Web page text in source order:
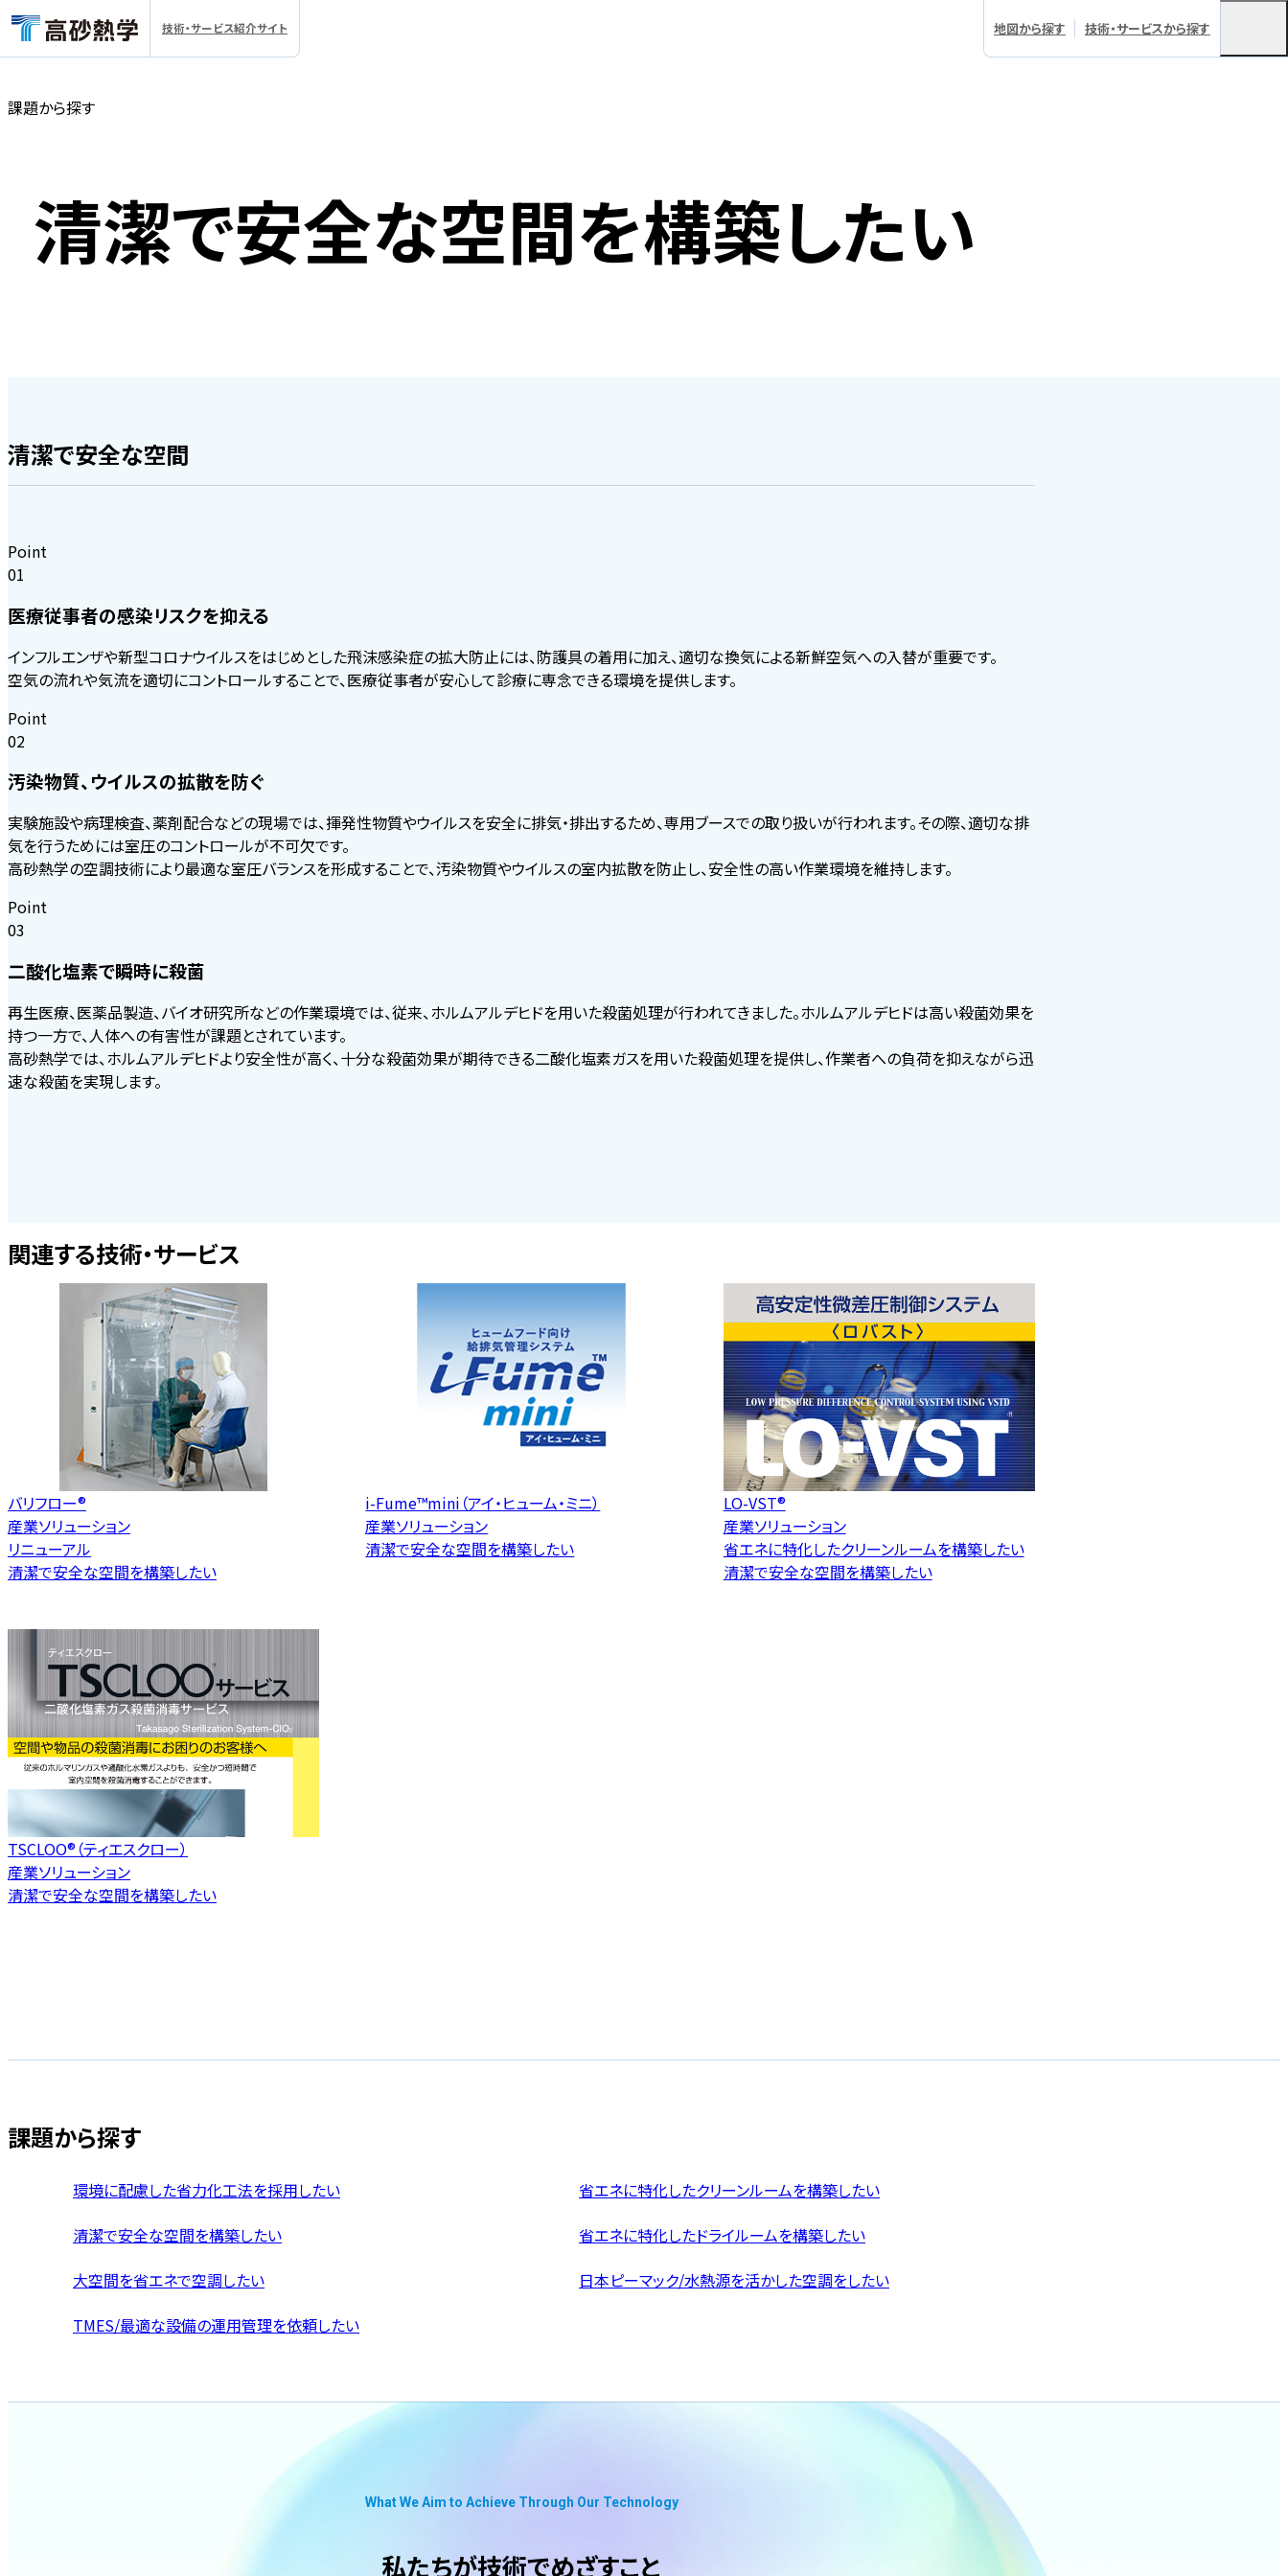
技術・サービス紹介サイト 地図から探す 技術・サービスから探す
技術・サービスから探す
環境に配慮した省力化工法を採用したい
省エネに特化したクリーンルームを構築したい
TMES/最適な設備の運用管理を依頼したい
このサイトについて
課題から探す
清潔で安全な空間を構築したい
清潔で安全な空間
Point
01
医療従事者の感染リスクを抑える
インフルエンザや新型コロナウイルスをはじめとした飛沫感染症の拡大防止には、防護具の着用に加え、適切な換気による新鮮空気への入替が重要です。
空気の流れや気流を適切にコントロールすることで、医療従事者が安心して診療に専念できる環境を提供します。
Point
02
汚染物質、ウイルスの拡散を防ぐ
実験施設や病理検査、薬剤配合などの現場では、揮発性物質やウイルスを安全に排気・排出するため、専用ブースでの取り扱いが行われます。その際、適切な排
気を行うためには室圧のコントロールが不可欠です。
高砂熱学の空調技術により最適な室圧バランスを形成することで、汚染物質やウイルスの室内拡散を防止し、安全性の高い作業環境を維持します。
Point
03
二酸化塩素で瞬時に殺菌
再生医療、医薬品製造、バイオ研究所などの作業環境では、従来、ホルムアルデヒドを用いた殺菌処理が行われてきました。ホルムアルデヒドは高い殺菌効果を
持つ一方で、人体への有害性が課題とされています。
高砂熱学では、ホルムアルデヒドより安全性が高く、十分な殺菌効果が期待できる二酸化塩素ガスを用いた殺菌処理を提供し、作業者への負荷を抑えながら迅
速な殺菌を実現します。
関連する技術・サービス
バリフロー®
産業ソリューション
リニューアル
清潔で安全な空間を構築したい
i-Fume™mini（アイ・ヒューム・ミニ）
産業ソリューション
清潔で安全な空間を構築したい
LO-VST®
産業ソリューション
省エネに特化したクリーンルームを構築したい
清潔で安全な空間を構築したい
TSCLOO®（ティエスクロー）
産業ソリューション
清潔で安全な空間を構築したい
課題から探す
環境に配慮した省力化工法を採用したい
省エネに特化したクリーンルームを構築したい
清潔で安全な空間を構築したい
省エネに特化したドライルームを構築したい
大空間を省エネで空調したい
日本ピーマック/水熱源を活かした空調をしたい
TMES/最適な設備の運用管理を依頼したい
What We Aim to Achieve Through Our Technology
私たちが技術でめざすこと